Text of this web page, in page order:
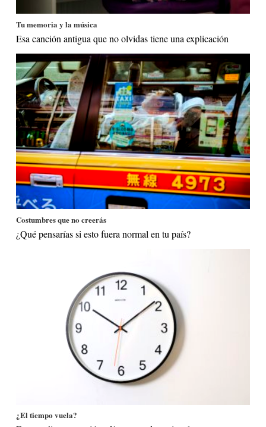
Tu memoria y la música
Esa canción antigua que no olvidas tiene una explicación
Costumbres que no creerás
¿Qué pensarías si esto fuera normal en tu país?
¿El tiempo vuela?